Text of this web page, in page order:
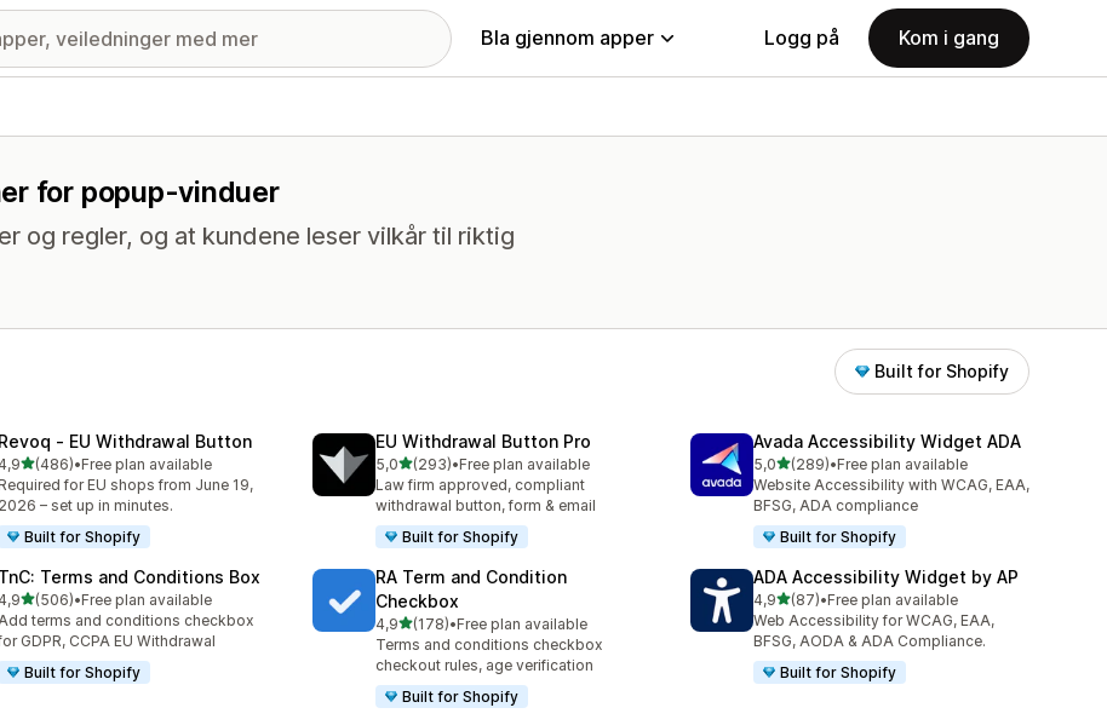
Bla gjennom apper Logg på Kom i gang
for popup-vinduer
og regler, og at kundene leser vilkår til riktig
Built for Shopify
Revoq ‑ EU Withdrawal Button
av 5 stjerner
(486)
486 omtaler
•Free plan available
for EU shops from June 19,
2026 – set up in minutes.
Built for Shopify
EU Withdrawal Button Pro
5,0av 5 stjerner
(293)
Totalt 293 omtaler
•Free plan available
Law firm approved, compliant
withdrawal button, form & email
Built for Shopify
Avada Accessibility Widget ADA
5,0av 5 stjerner
(289)
Totalt 289 omtaler
•Free plan available
Website Accessibility with WCAG, EAA,
BFSG, ADA compliance
Built for Shopify
TnC: Terms and Conditions Box
av 5 stjerner
(506)
506 omtaler
•Free plan available
terms and conditions checkbox
GDPR, CCPA EU Withdrawal
Built for Shopify
RA Term and Condition
Checkbox
4,9av 5 stjerner
(178)
Totalt 178 omtaler
•Free plan available
Terms and conditions checkbox
checkout rules, age verification
Built for Shopify
ADA Accessibility Widget by AP
4,9av 5 stjerner
(87)
Totalt 87 omtaler
•Free plan available
Web Accessibility for WCAG, EAA,
BFSG, AODA & ADA Compliance.
Built for Shopify